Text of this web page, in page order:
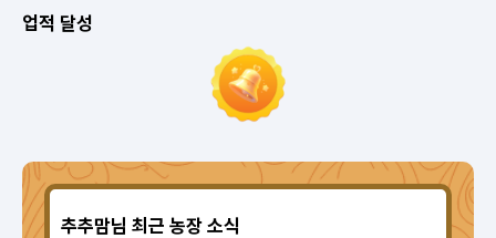
업적 달성
추추맘님 최근 농장 소식